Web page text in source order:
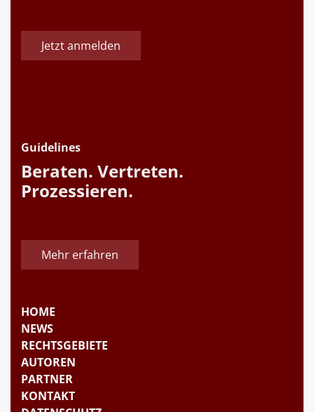
Jetzt anmelden
Guidelines
Beraten. Vertreten.
Prozessieren.
Mehr erfahren
HOME
NEWS
RECHTSGEBIETE
AUTOREN
PARTNER
KONTAKT